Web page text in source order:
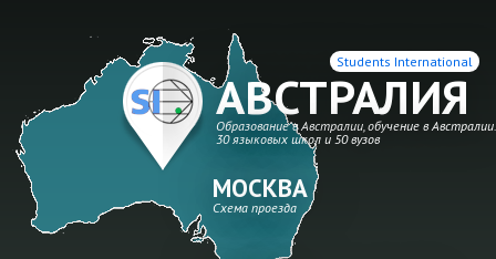
АВСТРАЛИЯ
Образование в Австралии, обучение в Австралии.
30 языковых школ и 50 вузов
Students International
МОСКВА
Схема проезда